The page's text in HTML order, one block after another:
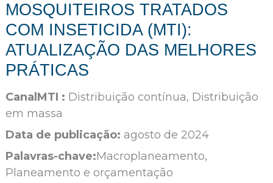
MOSQUITEIROS TRATADOS
COM INSETICIDA (MTI):
ATUALIZAÇÃO DAS MELHORES
PRÁTICAS
CanalMTI : Distribuição contínua, Distribuição
em massa
Data de publicação: agosto de 2024
Palavras-chave:Macroplaneamento,
Planeamento e orçamentação